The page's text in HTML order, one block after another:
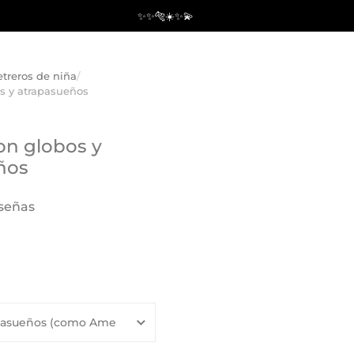
✨✨🐅☀️✨💫
de niña/
y atrapasueños
globos y